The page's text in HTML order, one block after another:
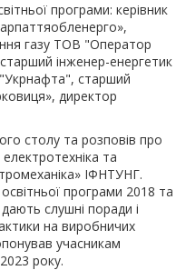
програми: керівник
газу ТОВ "Оператор
інженер-енергетик
старший
директор
столу та розповів про
та
ІФНТУНГ.
програми 2018 та
слушні поради і
на виробничих
учасникам
року.